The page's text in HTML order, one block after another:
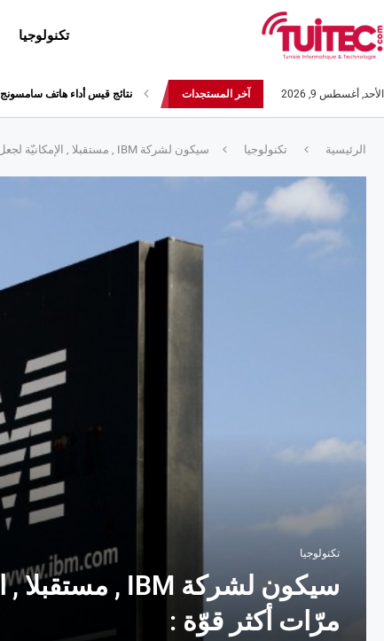
تكنولوجيا
الأحد, أغسطس 9, 2026 آخر المستجدات نتائج قيس أداء هاتف سامسونج Galaxy Fold لا تثير الإعجاب
الرئيسية تكنولوجيا سيكون لشركة IBM , مستقبلا , الإمكانيّة لجعل المعالجات الدّقيقة 4 مرّات أكثر قوّة :
تكنولوجيا
مرّات أكثر قوّة :